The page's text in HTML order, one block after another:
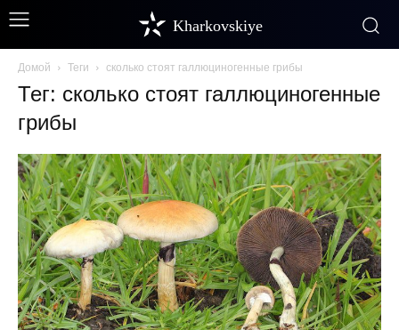
Kharkovskiye
Домой Теги сколько стоят галлюциногенные грибы
Тег: сколько стоят галлюциногенные
грибы